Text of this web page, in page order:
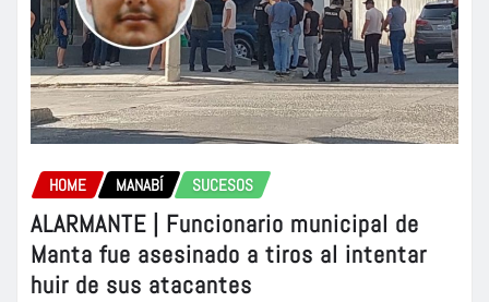
HOME MANABÍ SUCESOS
ALARMANTE | Funcionario municipal de
Manta fue asesinado a tiros al intentar
huir de sus atacantes